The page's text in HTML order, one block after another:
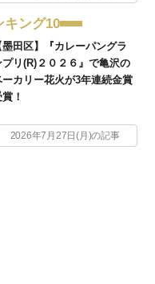
キング10
墨田区】『カレーパングラ
プリ(R)２０２６』で亀沢の
ーカリー花火が3年連続金賞
！
2026年7月27日(月)の記事